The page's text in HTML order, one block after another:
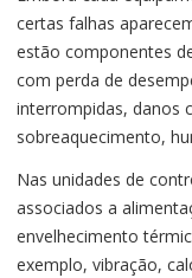
certas falhas
estão componentes
com perda de
interrompidas, danos
sobreaquecimento,
Nas unidades de
associados a
envelhecimento
exemplo, vibração,